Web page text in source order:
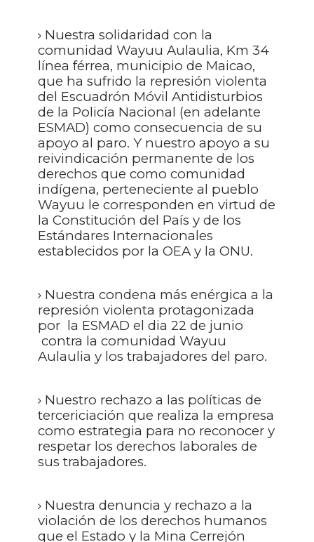
Nuestra solidaridad con la
comunidad Wayuu Aulaulia, Km 34
línea férrea, municipio de Maicao,
que ha sufrido la represión violenta
del Escuadrón Móvil Antidisturbios
de la Policía Nacional (en adelante
ESMAD) como consecuencia de su
apoyo al paro. Y nuestro apoyo a su
reivindicación permanente de los
derechos que como comunidad
indígena, perteneciente al pueblo
Wayuu le corresponden en virtud de
la Constitución del País y de los
Estándares Internacionales
establecidos por la OEA y la ONU.
Nuestra condena más enérgica a la
represión violenta protagonizada
por la ESMAD el dia 22 de junio
contra la comunidad Wayuu
Aulaulia y los trabajadores del paro.
Nuestro rechazo a las políticas de
tercericiación que realiza la empresa
como estrategia para no reconocer y
respetar los derechos laborales de
sus trabajadores.
Nuestra denuncia y rechazo a la
violación de los derechos humanos
que el Estado y la Mina Cerrejón